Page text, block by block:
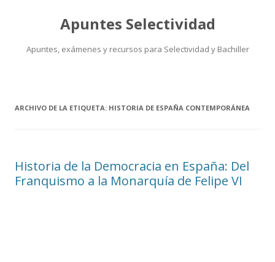
Apuntes Selectividad
Apuntes, exámenes y recursos para Selectividad y Bachiller
ARCHIVO DE LA ETIQUETA: HISTORIA DE ESPAÑA CONTEMPORÁNEA
Historia de la Democracia en España: Del
Franquismo a la Monarquía de Felipe VI